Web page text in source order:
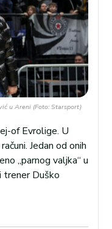
u Areni (Foto: Starsport)
of Evrolige. U
Jedan od onih
„parnog valjka“ u
Duško